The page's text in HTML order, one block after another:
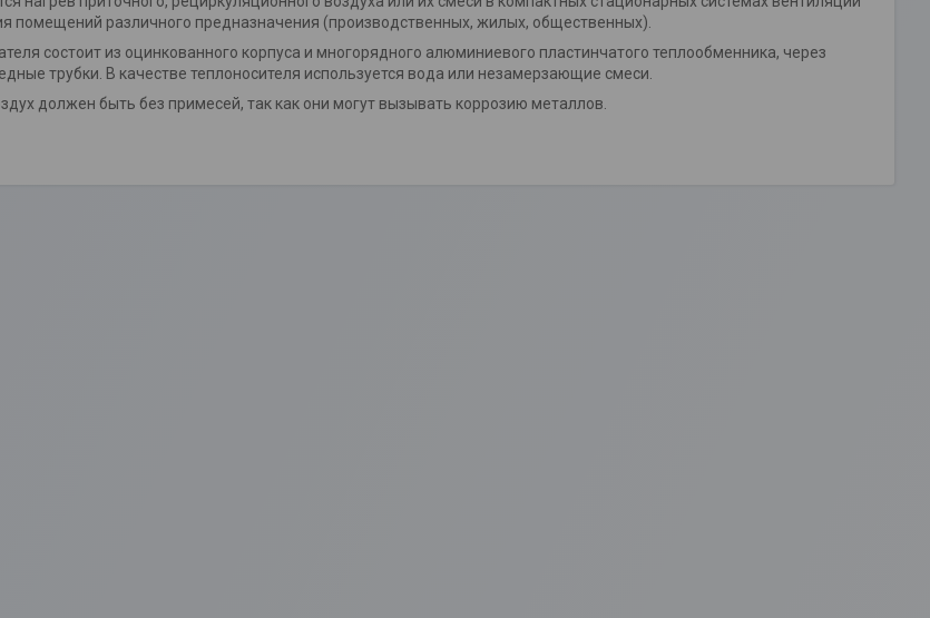
помещений различного предназначения (производственных, жилых, общественных).
состоит из оцинкованного корпуса и многорядного алюминиевого пластинчатого теплообменника, через
трубки. В качестве теплоносителя используется вода или незамерзающие смеси.
должен быть без примесей, так как они могут вызывать коррозию металлов.